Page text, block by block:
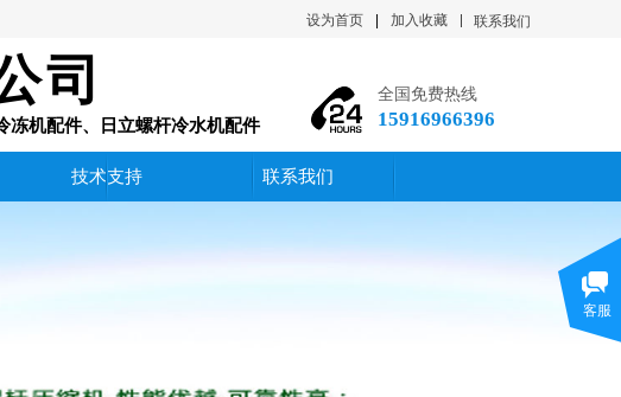
设为首页 加入收藏 联系我们
机配件、日立螺杆冷水机配件
全国免费热线
15916966396
司
技术支持 联系我们
客服